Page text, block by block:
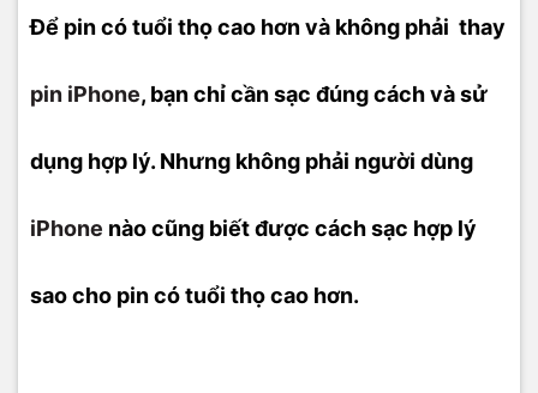
Để pin có tuổi thọ cao hơn và không phải thay
pin iPhone, bạn chỉ cần sạc đúng cách và sử
dụng hợp lý. Nhưng không phải người dùng
iPhone nào cũng biết được cách sạc hợp lý
sao cho pin có tuổi thọ cao hơn.